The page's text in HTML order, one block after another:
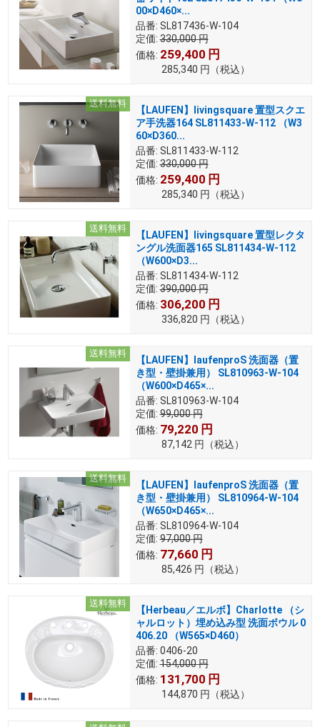
00×D460×...
品番: SL817436-W-104
定価: 330,000円
価格: 259,400 円
285,340 円 （税込）
送料無料
【LAUFEN】livingsquare 置型スクエ
ア手洗器164 SL811433-W-112 （W3
60×D360...
品番: SL811433-W-112
定価: 330,000円
価格: 259,400 円
285,340 円 （税込）
送料無料
【LAUFEN】livingsquare 置型レクタ
ングル洗面器165 SL811434-W-112
（W600×D3...
品番: SL811434-W-112
定価: 390,000円
価格: 306,200 円
336,820 円 （税込）
送料無料
【LAUFEN】laufenproS 洗面器（置
き型・壁掛兼用） SL810963-W-104
（W600×D465×...
品番: SL810963-W-104
定価: 99,000円
価格: 79,220 円
87,142 円 （税込）
送料無料
【LAUFEN】laufenproS 洗面器（置
き型・壁掛兼用） SL810964-W-104
（W650×D465×...
品番: SL810964-W-104
定価: 97,000円
価格: 77,660 円
85,426 円 （税込）
送料無料
【Herbeau／エルボ】Charlotte （シ
ャルロット）埋め込み型 洗面ボウル 0
406.20 （W565×D460）
品番: 0406-20
定価: 154,000円
価格: 131,700 円
144,870 円 （税込）